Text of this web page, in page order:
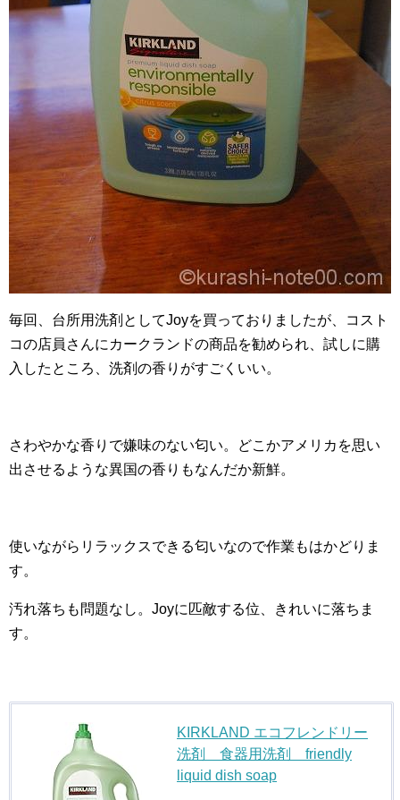
毎回、台所用洗剤としてJoyを買っておりましたが、コスト
コの店員さんにカークランドの商品を勧められ、試しに購
入したところ、洗剤の香りがすごくいい。
さわやかな香りで嫌味のない匂い。どこかアメリカを思い
出させるような異国の香りもなんだか新鮮。
使いながらリラックスできる匂いなので作業もはかどりま
す。
汚れ落ちも問題なし。Joyに匹敵する位、きれいに落ちま
す。
KIRKLAND エコフレンドリー
洗剤 食器用洗剤 friendly
liquid dish soap